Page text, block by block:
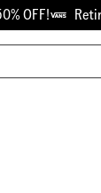
Retiro